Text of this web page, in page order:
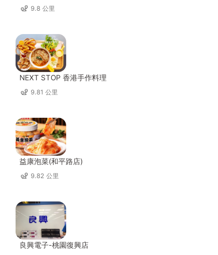
9.8 公里
NEXT STOP 香港手作料理
9.81 公里
益康泡菜(和平路店)
9.82 公里
良興電子-桃園復興店